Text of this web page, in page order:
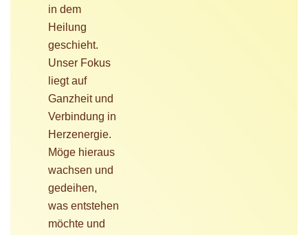
in dem
Heilung
geschieht.
Unser Fokus
liegt auf
Ganzheit und
Verbindung in
Herzenergie.
Möge hieraus
wachsen und
gedeihen,
was entstehen
möchte und